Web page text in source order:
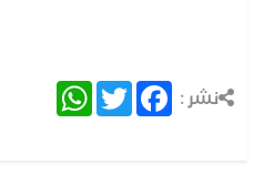
نشر : Facebook
Twitter
WhatsApp